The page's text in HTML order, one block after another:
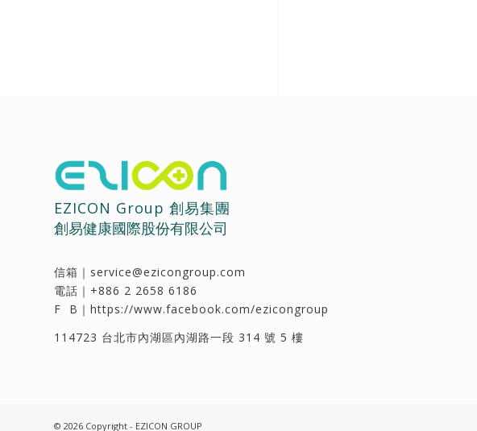
EZICON Group 創易集團
創易健康國際股份有限公司
信箱｜ service@ezicongroup.com
電話｜ +886 2 2658 6186
F B｜ https://www.facebook.com/ezicongroup
114723 台北市內湖區內湖路一段 314 號 5 樓
© 2026 Copyright - EZICON GROUP